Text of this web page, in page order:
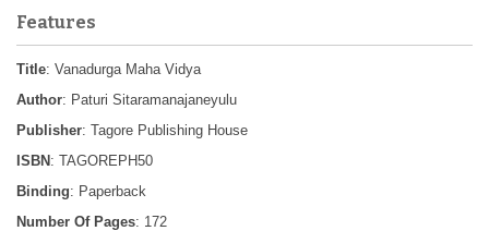
Features
Title: Vanadurga Maha Vidya
Author: Paturi Sitaramanajaneyulu
Publisher: Tagore Publishing House
ISBN : TAGOREPH50
Binding: Paperback
Number Of Pages: 172